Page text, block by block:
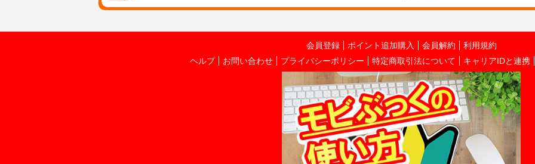
会員登録 ポイント追加購入 会員解約
利用規約
ヘルプ
お問い合わせ プライバシーポリシー 特定商取引法について キャリアIDと連携